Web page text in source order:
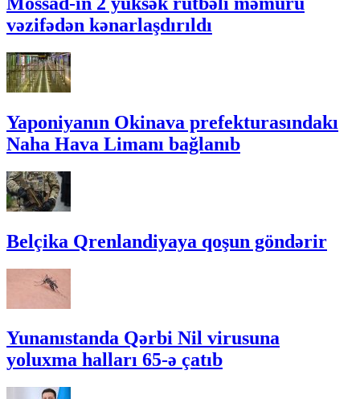
vəzifədən kənarlaşdırıldı
Yaponiyanın Okinava prefekturasındakı
Naha Hava Limanı bağlanıb
Belçika Qrenlandiyaya qoşun göndərir
Yunanıstanda Qərbi Nil virusuna
yoluxma halları 65-ə çatıb